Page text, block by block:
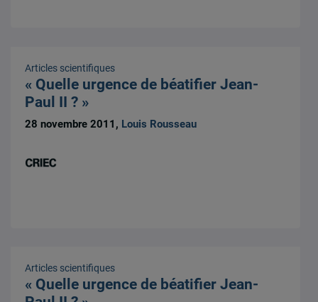
Articles scientifiques
« Quelle urgence de béatifier Jean-
Paul II ? »
28 novembre 2011, Louis Rousseau
Articles scientifiques
« Quelle urgence de béatifier Jean-